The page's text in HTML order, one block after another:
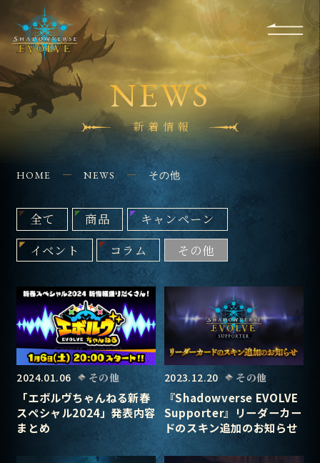
Q&A
SHOPS
CONTACT
NEWS
新着情報
HOME NEWS その他
全て 商品
キャンペーン
イベント
コラム その他
2024.01.06 その他
「エボルヴちゃんねる新春
スペシャル2024」発表内容
まとめ
2023.12.20 その他
『Shadowverse EVOLVE
Supporter』リーダーカー
ドのスキン追加のお知らせ